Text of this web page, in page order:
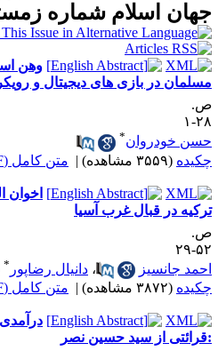
اسلام شماره زمستان
وهن
در بازی های دیجیتال و رویکرد
۱
خودروان
*
(۳۵۵۹ مشاهده) | متن کامل (PDF)
اخوان
در قبال غرب آسیا
۲۹
جانسیز
،دانیال رضاپور
(۳۸۷۲ مشاهده) | متن کامل (PDF)
درآمدی
از سید حسین نصر